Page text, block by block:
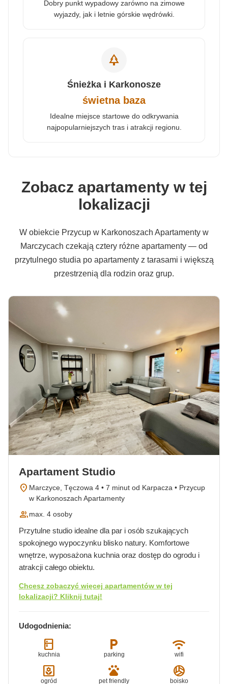
Dobry punkt wypadowy zarówno na zimowe
wyjazdy, jak i letnie górskie wędrówki.
park
Śnieżka i Karkonosze
świetna baza
Idealne miejsce startowe do odkrywania
najpopularniejszych tras i atrakcji regionu.
Zobacz apartamenty w tej
lokalizacji
W obiekcie Przycup w Karkonoszach Apartamenty w
Marczycach czekają cztery różne apartamenty — od
przytulnego studia po apartamenty z tarasami i większą
przestrzenią dla rodzin oraz grup.
Apartament Studio
location_on Marczyce, Tęczowa 4 • 7 minut od Karpacza • Przycup
w Karkonoszach Apartamenty
groupmax. 4 osoby
Przytulne studio idealne dla par i osób szukających
spokojnego wypoczynku blisko natury. Komfortowe
wnętrze, wyposażona kuchnia oraz dostęp do ogrodu i
atrakcji całego obiektu.
Chcesz zobaczyć więcej apartamentów w tej
lokalizacji? Kliknij tutaj!
Udogodnienia:
kitchen
kuchnia
local_parking
parking
wifi
wifi
yard
ogród
pets
pet friendly
sports_volleyball
boisko